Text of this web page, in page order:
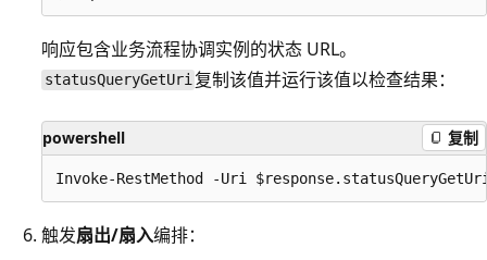
响应包含业务流程协调实例的状态 URL。
statusQueryGetUri 复制该值并运行该值以检查结果：
powershell 复制
触发扇出/扇入编排：